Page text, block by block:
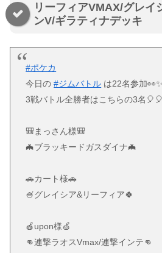
リーフィアVMAX/グレイ
ンV/ギラティナデッキ
#ポケカ
今日の#ジムバトル は22名参加👀✨
3戦バトル全勝者はこちらの3名
🎒まっさん様🎒
🦇ブラッキードガスダイナ🦇
🚗カート様🚗
🍧グレイシア&リーフィア🍀
🍎upon様🍏
👊連撃ラオスVmax/連撃インテ👊